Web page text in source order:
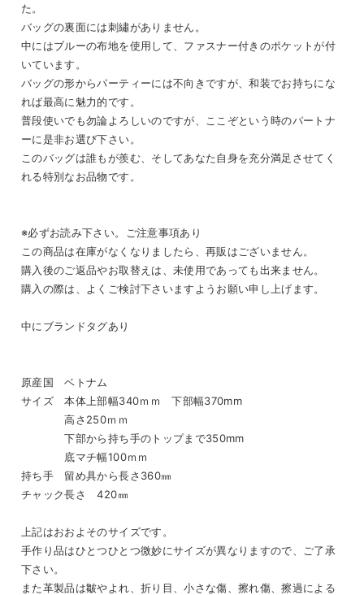
た。
バッグの裏面には刺繡がありません。
中にはブルーの布地を使用して、ファスナー付きのポケットが付
いています。
バッグの形からパーティーには不向きですが、和装でお持ちにな
れば最高に魅力的です。
普段使いでも勿論よろしいのですが、ここぞという時のパートナ
ーに是非お選び下さい。
このバッグは誰もが羨む、そしてあなた自身を充分満足させてく
れる特別なお品物です。
※必ずお読み下さい。ご注意事項あり
この商品は在庫がなくなりましたら、再販はございません。
購入後のご返品やお取替えは、未使用であっても出来ません。
購入の際は、よくご検討下さいますようお願い申し上げます。
中にブランドタグあり
原産国 ベトナム
サイズ 本体上部幅340ｍｍ 下部幅370mm
高さ250ｍｍ
下部から持ち手のトップまで350mm
底マチ幅100ｍｍ
持ち手 留め具から長さ360㎜
チャック長さ 420㎜
上記はおおよそのサイズです。
手作り品はひとつひとつ微妙にサイズが異なりますので、ご了承
下さい。
また革製品は皺やよれ、折り目、小さな傷、擦れ傷、擦過による